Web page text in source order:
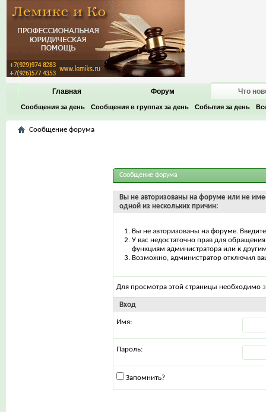
Главная Форум Что
Сообщения за день Сообщения в группах за день События за день
Сообщение форума
Сообщение форума
Вы не авторизованы на форуме или не
одной из нескольких причин:
Вы не авторизованы на форуме.
У вас недостаточно прав для
функциям администратора или к
Возможно, администратор отключил
Для просмотра этой страницы необходимо
Вход
Имя:
Пароль:
Запомнить?